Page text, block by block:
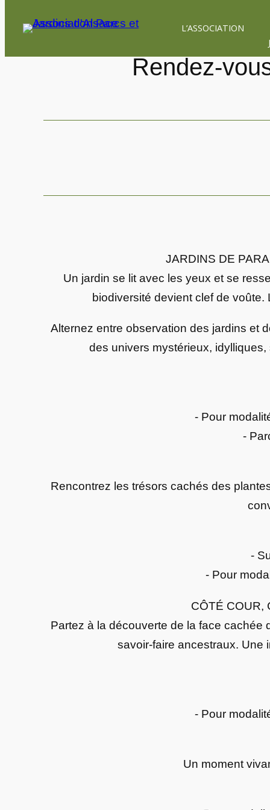
L’ASSOCIATION
Rendez-
JARDINS DE
Un jardin se lit avec les yeux et se
biodiversité devient clef de
Alternez entre observation des jardins et
des univers mystérieux,
- Pour
-
Rencontrez les trésors cachés des
-
- Pour
CÔTÉ COUR,
Partez à la découverte de la face cachée
savoir-faire ancestraux. Une
- Pour
Un moment